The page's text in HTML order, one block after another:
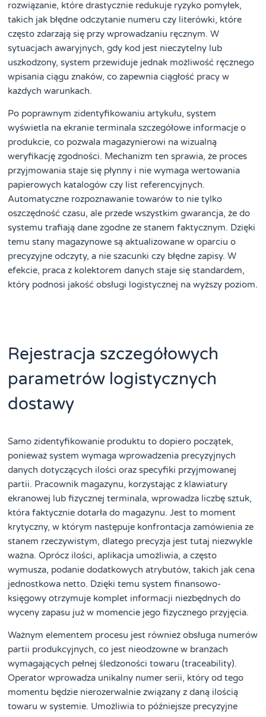
rozwiązanie, które drastycznie redukuje ryzyko pomyłek,
takich jak błędne odczytanie numeru czy literówki, które
często zdarzają się przy wprowadzaniu ręcznym. W
sytuacjach awaryjnych, gdy kod jest nieczytelny lub
uszkodzony, system przewiduje jednak możliwość ręcznego
wpisania ciągu znaków, co zapewnia ciągłość pracy w
każdych warunkach.
Po poprawnym zidentyfikowaniu artykułu, system
wyświetla na ekranie terminala szczegółowe informacje o
produkcie, co pozwala magazynierowi na wizualną
weryfikację zgodności. Mechanizm ten sprawia, że proces
przyjmowania staje się płynny i nie wymaga wertowania
papierowych katalogów czy list referencyjnych.
Automatyczne rozpoznawanie towarów to nie tylko
oszczędność czasu, ale przede wszystkim gwarancja, że do
systemu trafiają dane zgodne ze stanem faktycznym. Dzięki
temu stany magazynowe są aktualizowane w oparciu o
precyzyjne odczyty, a nie szacunki czy błędne zapisy. W
efekcie, praca z kolektorem danych staje się standardem,
który podnosi jakość obsługi logistycznej na wyższy poziom.
Rejestracja szczegółowych
parametrów logistycznych
dostawy
Samo zidentyfikowanie produktu to dopiero początek,
ponieważ system wymaga wprowadzenia precyzyjnych
danych dotyczących ilości oraz specyfiki przyjmowanej
partii. Pracownik magazynu, korzystając z klawiatury
ekranowej lub fizycznej terminala, wprowadza liczbę sztuk,
która faktycznie dotarła do magazynu. Jest to moment
krytyczny, w którym następuje konfrontacja zamówienia ze
stanem rzeczywistym, dlatego precyzja jest tutaj niezwykle
ważna. Oprócz ilości, aplikacja umożliwia, a często
wymusza, podanie dodatkowych atrybutów, takich jak cena
jednostkowa netto. Dzięki temu system finansowo-
księgowy otrzymuje komplet informacji niezbędnych do
wyceny zapasu już w momencie jego fizycznego przyjęcia.
Ważnym elementem procesu jest również obsługa numerów
partii produkcyjnych, co jest nieodzowne w branżach
wymagających pełnej śledzoności towaru (traceability).
Operator wprowadza unikalny numer serii, który od tego
momentu będzie nierozerwalnie związany z daną ilością
towaru w systemie. Umożliwia to późniejsze precyzyjne